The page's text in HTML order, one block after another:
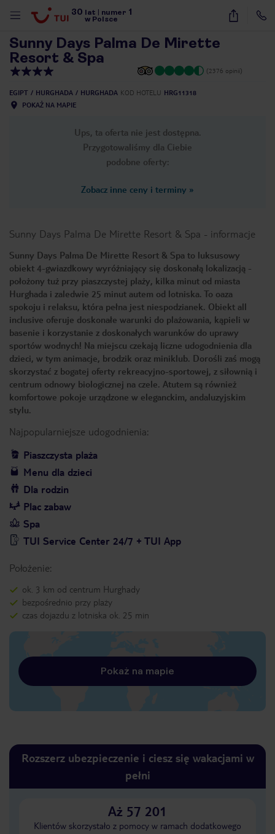
30 lat numer 1
w Polsce
19
Sunny Days Palma De Mirette
Resort & Spa
(2376 opinii)
EGIPT HURGHADA HURGHADA KOD HOTELU HRG11318
POKAŻ NA MAPIE
Ups, ta oferta nie jest dostępna.
Przygotowaliśmy dla Ciebie
podobne oferty:
Zobacz inne ceny i terminy »
Sunny Days Palma De Mirette Resort & Spa - informacje
Sunny Days Palma De Mirette Resort & Spa to luksusowy
obiekt 4-gwiazdkowy wyróżniający się doskonałą lokalizacją -
położony tuż przy piaszczystej plaży, kilka minut od miasta
Hurghada i zaledwie 25 minut autem od lotniska. To oaza
spokoju i relaksu, która pełna jest niespodzianek. Obiekt all
inclusive oferuje doskonałe warunki do plażowania, kąpieli w
basenie i korzystanie z doskonałych warunków do uprawy
sportów wodnych! Na miejscu czekają liczne udogodnienia dla
dzieci, w tym animacje, brodzik oraz miniklub. Dorośli zaś mogą
skorzystać z bogatej oferty rekreacyjno-sportowej, z siłownią i
centrum odnowy biologicznej na czele. Atutem są również
komfortowe pokoje urządzone w eleganckim, andaluzyjskim
stylu.
Najpopularniejsze udogodnienia:
Piaszczysta plaża
Menu dla dzieci
Dla rodzin
Plac zabaw
Spa
TUI Service Center 24/7 + TUI App
Położenie:
ok. 3 km od centrum Hurghady
bezpośrednio przy plaży
czas dojazdu z lotniska ok. 25 min
Pokaż na mapie
Rozszerz ubezpieczenie i ciesz się wakacjami w
pełni
Aż 57 201
Klientów skorzystało z pomocy w ramach dodatkowego